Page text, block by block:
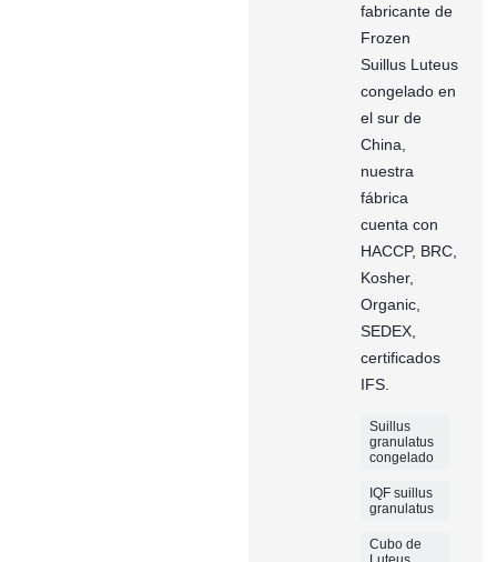
fabricante de
Frozen
Suillus Luteus
congelado en
el sur de
China,
nuestra
fábrica
cuenta con
HACCP, BRC,
Kosher,
Organic,
SEDEX,
certificados
IFS.
Suillus
granulatus
congelado
IQF suillus
granulatus
Cubo de